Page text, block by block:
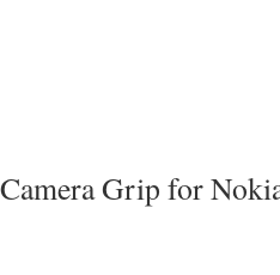
Camera Grip for